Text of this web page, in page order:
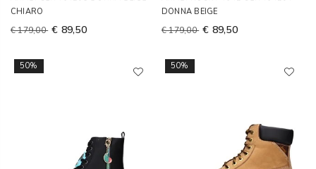
CHIARO
€ 179,00 € 89,50
DONNA BEIGE
€ 179,00 € 89,50
50% 50%